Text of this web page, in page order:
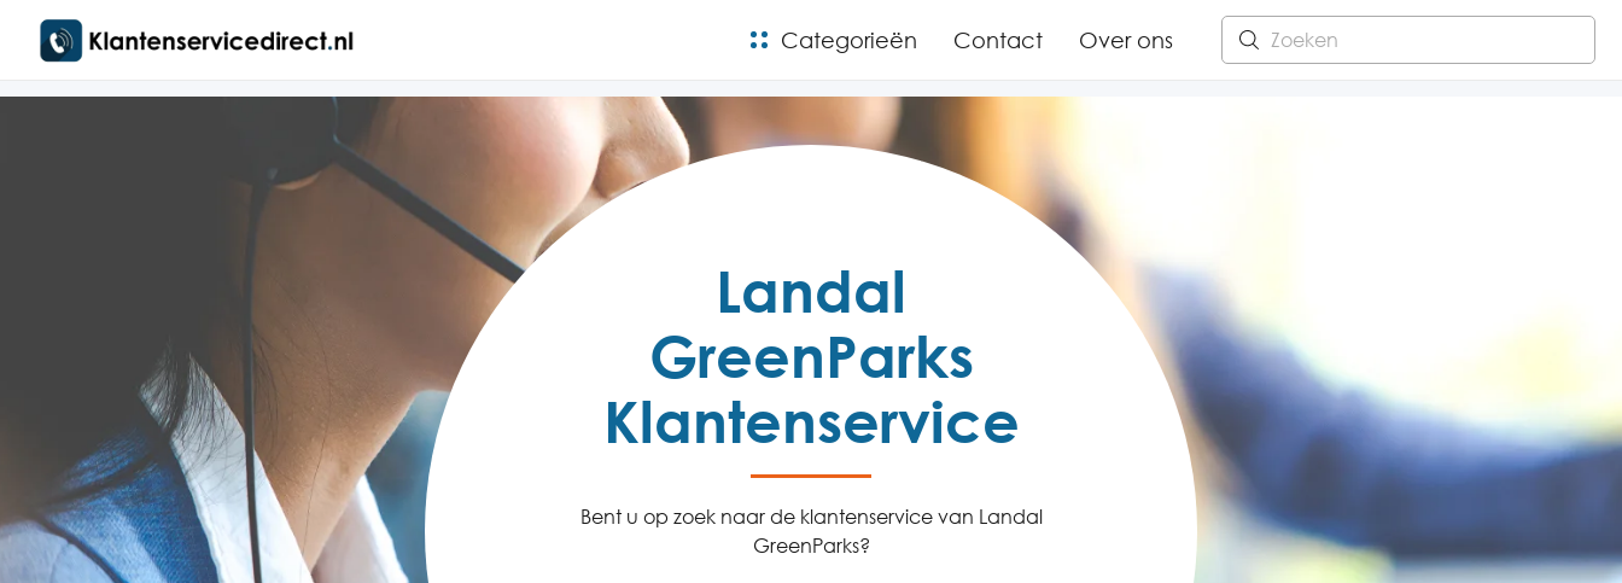
Categorieën Contact Over ons
Landal
GreenParks
Klantenservice
Bent u op zoek naar de klantenservice van Landal
GreenParks?